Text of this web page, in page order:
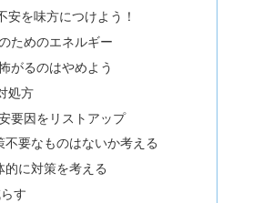
を味方につけよう！
ためのエネルギー
がるのはやめよう
処方
要因をリストアップ
不要なものはないか考える
的に対策を考える
す